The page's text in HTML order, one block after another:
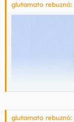
glutamato rebuznó:
glutamato rebuznó: